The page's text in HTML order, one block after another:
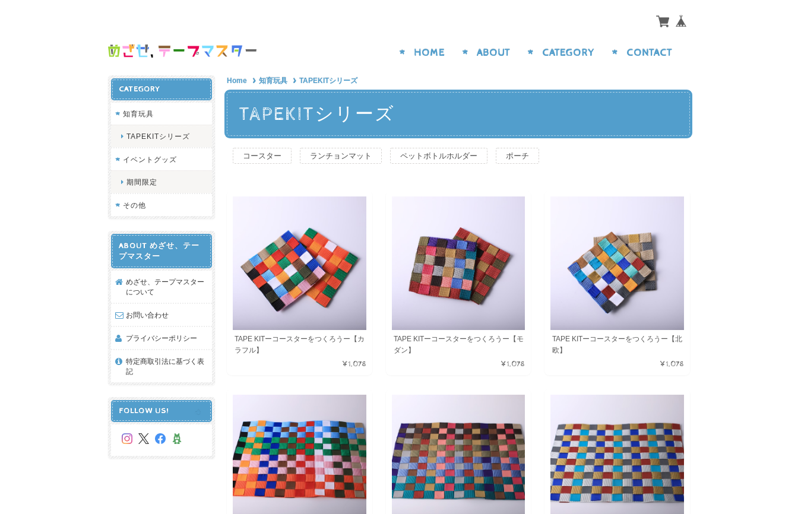
HOME ABOUT CATEGORY CONTACT
Home 知育玩具 TAPEKITシリーズ
TAPEKITシリーズ
コースター ランチョンマット ペットボトルホルダー ポーチ
TAPE KITーコースターをつくろうー【カ
ラフル】
¥1,078
TAPE KITーコースターをつくろうー【モ
ダン】
¥1,078
TAPE KITーコースターをつくろうー【北
欧】
¥1,078
CATEGORY
知育玩具
TAPEKITシリーズ
イベントグッズ
期間限定
その他
ABOUT めざせ、テー
プマスター
めざせ、テープマスター
について
お問い合わせ
プライバシーポリシー
特定商取引法に基づく表
記
FOLLOW US!